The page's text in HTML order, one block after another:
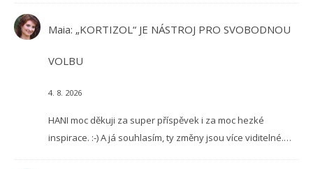
Maia: „KORTIZOL“ JE NÁSTROJ PRO SVOBODNOU
VOLBU
4. 8. 2026
HANI moc děkuji za super příspěvek i za moc hezké
inspirace. :-) A já souhlasím, ty změny jsou více viditelné.…